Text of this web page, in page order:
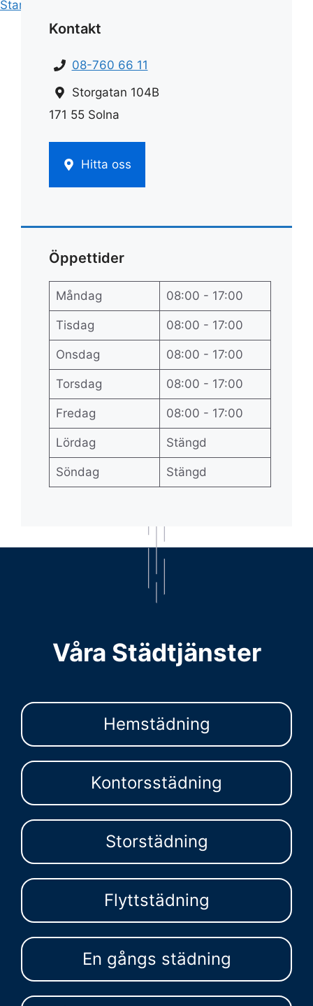
Start
Kontakt
08-760 66 11
Storgatan 104B
171 55 Solna
Hitta oss
Öppettider
Måndag 08:00 - 17:00
Tisdag 08:00 - 17:00
Onsdag 08:00 - 17:00
Torsdag 08:00 - 17:00
Fredag 08:00 - 17:00
Lördag Stängd
Söndag Stängd
Våra Städtjänster
Hemstädning
Kontorsstädning
Storstädning
Flyttstädning
En gångs städning